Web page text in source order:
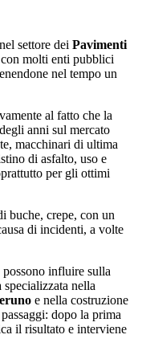
settore dei Pavimenti
molti enti pubblici
nel tempo un
al fatto che la
anni sul mercato
macchinari di ultima
di asfalto, uso e
per gli ottimi
buche, crepe, con un
di incidenti, a volte
influire sulla
nella
e nella costruzione
dopo la prima
il risultato e interviene